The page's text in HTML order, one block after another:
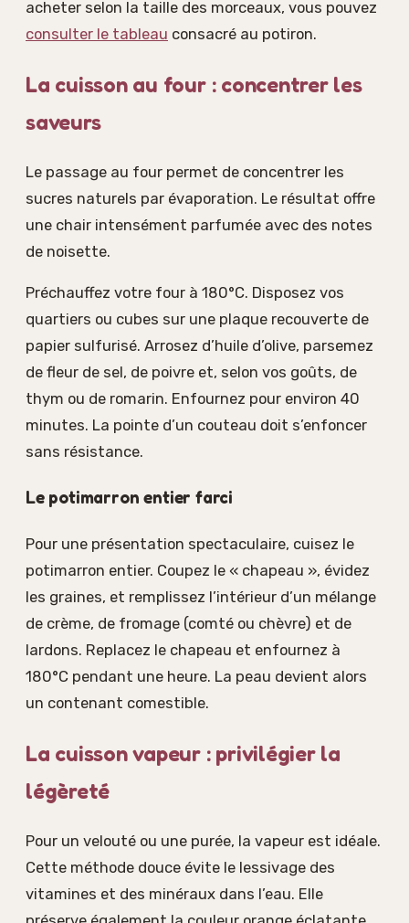
acheter selon la taille des morceaux, vous pouvez
consulter le tableau consacré au potiron.
La cuisson au four : concentrer les
saveurs
Le passage au four permet de concentrer les
sucres naturels par évaporation. Le résultat offre
une chair intensément parfumée avec des notes
de noisette.
Préchauffez votre four à 180°C. Disposez vos
quartiers ou cubes sur une plaque recouverte de
papier sulfurisé. Arrosez d’huile d’olive, parsemez
de fleur de sel, de poivre et, selon vos goûts, de
thym ou de romarin. Enfournez pour environ 40
minutes. La pointe d’un couteau doit s’enfoncer
sans résistance.
Le potimarron entier farci
Pour une présentation spectaculaire, cuisez le
potimarron entier. Coupez le « chapeau », évidez
les graines, et remplissez l’intérieur d’un mélange
de crème, de fromage (comté ou chèvre) et de
lardons. Replacez le chapeau et enfournez à
180°C pendant une heure. La peau devient alors
un contenant comestible.
La cuisson vapeur : privilégier la
légèreté
Pour un velouté ou une purée, la vapeur est idéale.
Cette méthode douce évite le lessivage des
vitamines et des minéraux dans l’eau. Elle